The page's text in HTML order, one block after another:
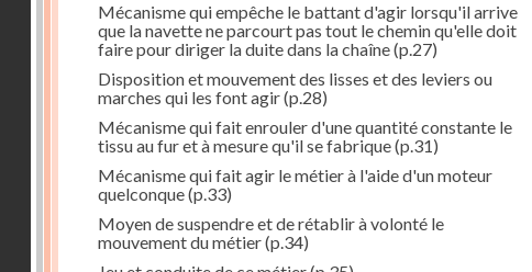
Mécanisme qui empêche le battant d'agir lorsqu'il arrive
que la navette ne parcourt pas tout le chemin qu'elle doit
faire pour diriger la duite dans la chaîne(p.27)
Disposition et mouvement des lisses et des leviers ou
marches qui les font agir(p.28)
Mécanisme qui fait enrouler d'une quantité constante le
tissu au fur et à mesure qu'il se fabrique(p.31)
Mécanisme qui fait agir le métier à l'aide d'un moteur
quelconque(p.33)
Moyen de suspendre et de rétablir à volonté le
mouvement du métier(p.34)